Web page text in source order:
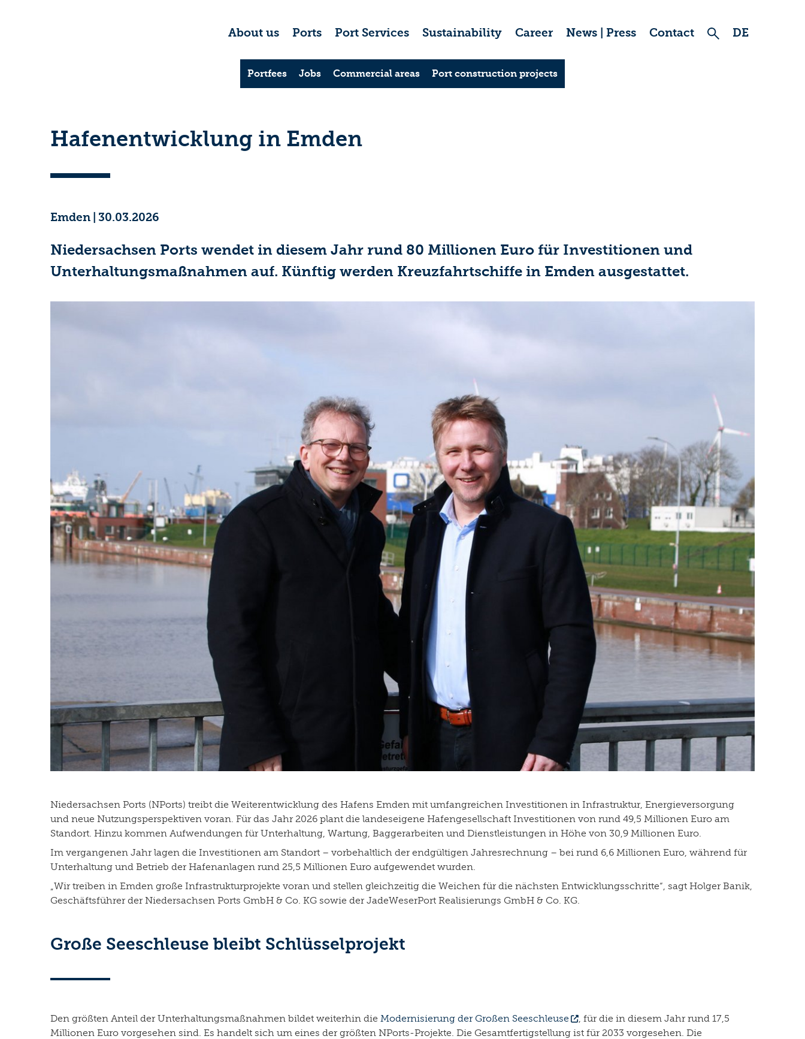
About us Ports Port Services Sustainability Career News | Press Contact DE
Portfees Jobs Commercial areas Port construction projects
Hafenentwicklung in Emden
Emden 30.03.2026
Niedersachsen Ports wendet in diesem Jahr rund 80 Millionen Euro für Investitionen und
Unterhaltungsmaßnahmen auf. Künftig werden Kreuzfahrtschiffe in Emden ausgestattet.
Niedersachsen Ports (NPorts) treibt die Weiterentwicklung des Hafens Emden mit umfangreichen Investitionen in Infrastruktur, Energieversorgung
und neue Nutzungsperspektiven voran. Für das Jahr 2026 plant die landeseigene Hafengesellschaft Investitionen von rund 49,5 Millionen Euro am
Standort. Hinzu kommen Aufwendungen für Unterhaltung, Wartung, Baggerarbeiten und Dienstleistungen in Höhe von 30,9 Millionen Euro.
Im vergangenen Jahr lagen die Investitionen am Standort – vorbehaltlich der endgültigen Jahresrechnung – bei rund 6,6 Millionen Euro, während für
Unterhaltung und Betrieb der Hafenanlagen rund 25,5 Millionen Euro aufgewendet wurden.
„Wir treiben in Emden große Infrastrukturprojekte voran und stellen gleichzeitig die Weichen für die nächsten Entwicklungsschritte“, sagt Holger Banik,
Geschäftsführer der Niedersachsen Ports GmbH & Co. KG sowie der JadeWeserPort Realisierungs GmbH & Co. KG.
Große Seeschleuse bleibt Schlüsselprojekt
Den größten Anteil der Unterhaltungsmaßnahmen bildet weiterhin die Modernisierung der Großen Seeschleuse
, für die in diesem Jahr rund 17,5
Millionen Euro vorgesehen sind. Es handelt sich um eines der größten NPorts-Projekte. Die Gesamtfertigstellung ist für 2033 vorgesehen. Die